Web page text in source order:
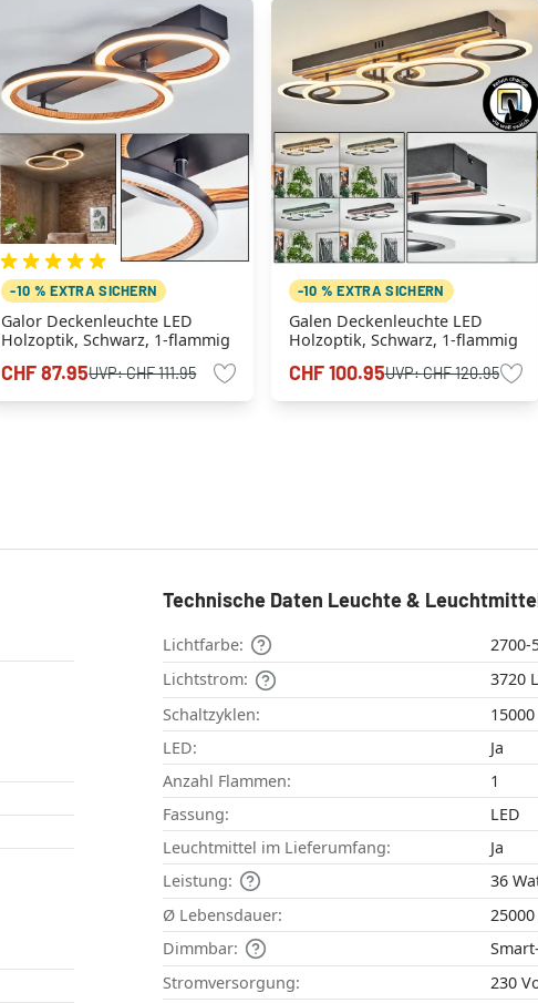
-10 % EXTRA SICHERN
Galor Deckenleuchte LED
Holzoptik, Schwarz, 1-flammig
CHF 87.95UVP:CHF 111.95
-10 % EXTRA SICHERN
Galen Deckenleuchte LED
Holzoptik, Schwarz, 1-flammig
CHF 100.95UVP:CHF 120.95
Technische Daten Leuchte &
Lichtfarbe:
Lichtstrom:
Schaltzyklen:
LED:
Ja
Anzahl Flammen:
1
Fassung:
LED
Leuchtmittel im Lieferumfang:
Ja
Leistung:
36
Ø Lebensdauer:
Dimmbar:
Stromversorgung:
230